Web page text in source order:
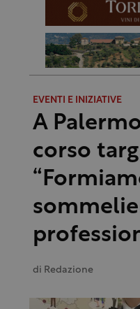
EVENTI E INIZIATIVE
A
corso
di Redazione